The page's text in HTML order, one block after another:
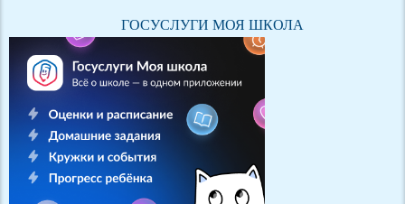
ГОСУСЛУГИ МОЯ ШКОЛА